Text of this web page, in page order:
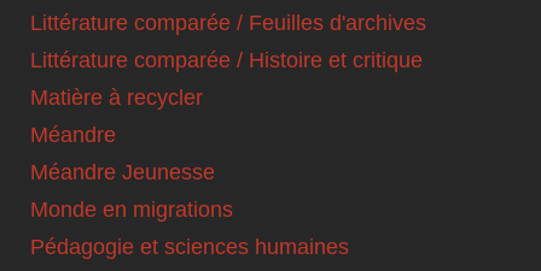
Littérature comparée / Feuilles d'archives
Littérature comparée / Histoire et critique
Matière à recycler
Méandre
Méandre Jeunesse
Monde en migrations
Pédagogie et sciences humaines